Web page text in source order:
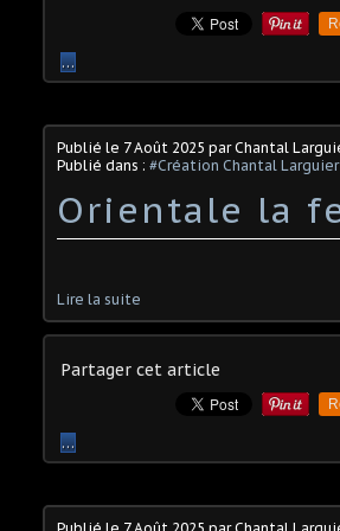
…
Publié le 7 Août 2025 par Chantal
Publié dans : #Création Chantal Larguier
Orientale la
Lire la suite
Partager cet article
…